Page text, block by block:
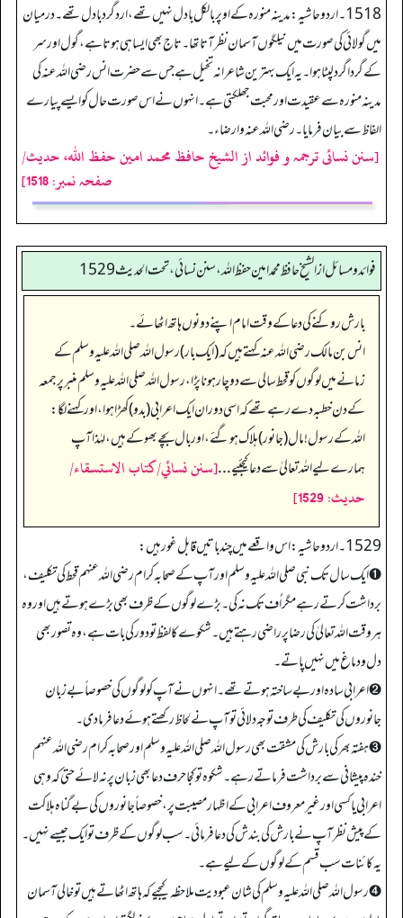
1518۔ اردو حاشیہ: مدینہ منورہ کے اوپر بالکل بادل نہیں تھے، اردگرد بادل تھے۔ درمیان
میں گولائی کی صورت میں نیلگوں آسمان نظر آتا تھا۔ تاج بھی ایسا ہی ہوتا ہے، گول اور سر
کے گرداگرد لپٹا ہوا۔ یہ ایک بہترین شاعرانہ تخیل ہے جس سے حضرت انس رضی اللہ عنہ کی
مدینہ منورہ سے عقیدت اور محبت جھلکتی ہے۔ انہوں نے اس صورت حال کو ایسے پیارے
الفاظ سے بیان فرمایا۔ رضی اللہ عنہ وارضاء۔
[سنن نسائی ترجمہ و فوائد از الشیخ حافظ محمد امین حفظ اللہ، حدیث/
صفحہ نمبر: 1518]
فوائد ومسائل از الشيخ حافظ محمد امين حفظ الله، سنن نسائي، تحت الحديث 1529
بارش روکنے کی دعا کے وقت امام اپنے دونوں ہاتھ اٹھائے۔
انس بن مالک رضی اللہ عنہ کہتے ہیں کہ (ایک بار) رسول اللہ صلی اللہ علیہ وسلم کے
زمانے میں لوگوں کو قحط سالی سے دو چار ہونا پڑا، رسول اللہ صلی اللہ علیہ وسلم منبر پر جمعہ
کے دن خطبہ دے رہے تھے کہ اسی دوران ایک اعرابی (بدو) کھڑا ہوا، اور کہنے لگا:
اللہ کے رسول! مال (جانور) ہلاک ہو گئے، اور بال بچے بھوکے ہیں، لہٰذا آپ
ہمارے لیے اللہ تعالیٰ سے دعا کیجئیے ...[سنن نسائي/كتاب الاستسقاء/
حدیث: 1529]
1529۔ اردو حاشیہ: اس واقعے میں چند باتیں قابل غور ہیں:
➊ ایک سال تک نبی صلی اللہ علیہ وسلم اور آپ کے صحابہ کرام رضی اللہ عنہم قحط کی تکلیف،
برداشت کرتے رہے مگر اُف تک نہ کی۔ بڑے لوگوں کے ظرف بھی بڑے ہوتے ہیں اور وہ
ہر وقت اللہ تعالیٰ کی رضا پر راضی رہتے ہیں۔ شکوے کا لفظ تو دور کی بات ہے، وہ تصور بھی
دل و دماغ میں نہیں پاتے۔
➋ اعرابی سادہ اور بے ساختہ ہوتے تھے۔ انہوں نے آپ کو لوگوں کی خصوصاً بے زبان
جانوروں کی تکلیف کی طرف توجہ دلائی تو آپ نے لحاظ رکھتے ہوئے دعا فرما دی۔
➌ ہفتہ بھر کی بارش کی مشقت بھی رسول اللہ صلی اللہ علیہ وسلم اور صحابہ کرام رضی اللہ عنہم
خندہ پیشانی سے برداشت فرماتے رہے۔ شکوہ تو کجا حرف دعا بھی زبان پر نہ لائے حتی کہ وہی
اعرابی یا کسی اور غیر معروف اعرابی کے اظہار مصیبت پر، خصوصاً جانوروں کی بے گناہ ہلاکت
کے پیش نظر آپ نے بارش کی بندش کی دعا فرمائی۔ سب لوگوں کے ظرف تو ایک جیسے نہیں۔
یہ کائنات سب قسم کے لوگوں کے لیے ہے۔
➍ رسول اللہ صلی اللہ علیہ وسلم کی شان عبودیت ملاحظہ کیجیے کہ ہاتھ اٹھاتے ہیں تو خالی آسمان